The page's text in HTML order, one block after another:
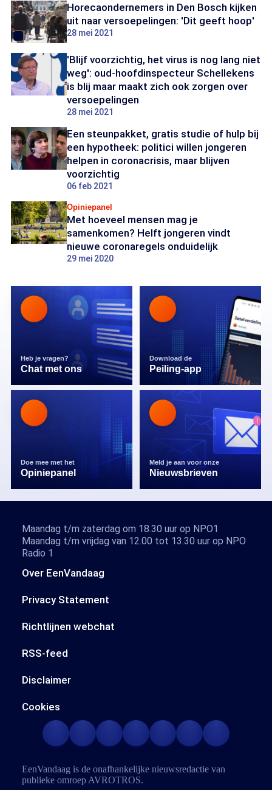
Horecaondernemers in Den Bosch kijken
uit naar versoepelingen: 'Dit geeft hoop'
28 mei 2021
'Blijf voorzichtig, het virus is nog lang niet
weg': oud-hoofdinspecteur Schellekens
is blij maar maakt zich ook zorgen over
versoepelingen
28 mei 2021
Een steunpakket, gratis studie of hulp bij
een hypotheek: politici willen jongeren
helpen in coronacrisis, maar blijven
voorzichtig
06 feb 2021
Opiniepanel
Met hoeveel mensen mag je
samenkomen? Helft jongeren vindt
nieuwe coronaregels onduidelijk
29 mei 2020
Heb je vragen?
Chat met ons
Download de
Peiling-app
Doe mee met het
Opiniepanel
Meld je aan voor onze
Nieuwsbrieven
Over EenVandaag
Privacy Statement
Richtlijnen webchat
RSS-feed
Disclaimer
Cookies
Maandag t/m zaterdag om 18.30 uur op NPO1
Maandag t/m vrijdag van 12.00 tot 13.30 uur op NPO
Radio 1
EenVandaag is de onafhankelijke nieuwsredactie van
publieke omroep AVROTROS.